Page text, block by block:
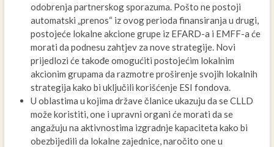
odobrenja partnerskog sporazuma. Pošto ne postoji
automatski „prenos“ iz ovog perioda finansiranja u drugi,
postojeće lokalne akcione grupe iz EFARD-a i EMFF-a će
morati da podnesu zahtjev za nove strategije. Novi
prijedlozi će takođe omogućiti postojećim lokalnim
akcionim grupama da razmotre proširenje svojih lokalnih
strategija kako bi uključili korišćenje ESI fondova.
U oblastima u kojima države članice ukazuju da se CLLD
može koristiti, one i upravni organi će morati da se
angažuju na aktivnostima izgradnje kapaciteta kako bi
obezbijedili da lokalne zajednice, naročito one u